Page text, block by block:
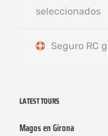
seleccionados
Seguro RC
LATEST TOURS
Magos en Girona